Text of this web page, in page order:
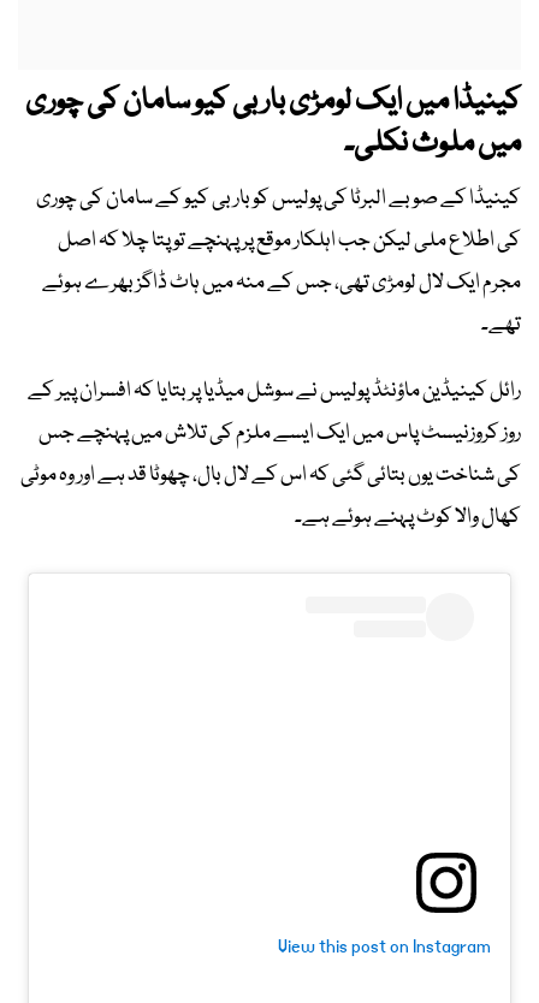
کینیڈا میں ایک لومڑی بار بی کیو سامان کی چوری
میں ملوث نکلی۔
کینیڈا کے صوبے البرٹا کی پولیس کو باربی کیو کے سامان کی چوری
کی اطلاع ملی لیکن جب اہلکار موقع پر پہنچے تو پتا چلا کہ اصل
مجرم ایک لال لومڑی تھی، جس کے منہ میں ہاٹ ڈاگز بھرے ہوئے
تھے۔
رائل کینیڈین ماؤنٹڈ پولیس نے سوشل میڈیا پر بتایا کہ افسران پیر کے
روز کروزنیسٹ پاس میں ایک ایسے ملزم کی تلاش میں پہنچے جس
کی شناخت یوں بتائی گئی کہ اس کے لال بال، چھوٹا قد ہے اور وہ موٹی
کھال والا کوٹ پہنے ہوئے ہے۔
View this post on Instagram